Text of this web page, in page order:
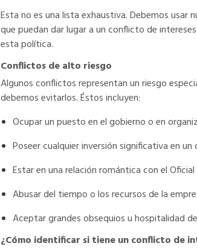
Esta no es una lista exhaustiva. Debemos
que puedan dar lugar a un conflicto de
esta política.
Conflictos de alto riesgo
Algunos conflictos representan un riesgo
debemos evitarlos. Éstos incluyen:
Ocupar un puesto en el gobierno o en
Poseer cualquier inversión significativa en
Estar en una relación romántica con el
Abusar del tiempo o los recursos de la
Aceptar grandes obsequios u hospitalidad
¿Cómo identificar si tiene un conflicto de